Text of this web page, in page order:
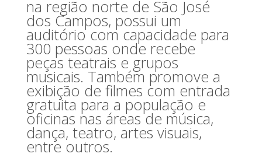
na região norte de São José
dos Campos, possui um
auditório com capacidade para
300 pessoas onde recebe
peças teatrais e grupos
musicais. Também promove a
exibição de filmes com entrada
gratuita para a população e
oficinas nas áreas de música,
dança, teatro, artes visuais,
entre outros.